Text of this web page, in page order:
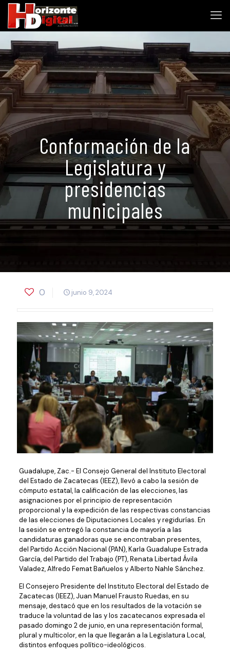
Conformación de la
Legislatura y
presidencias
municipales
0 junio 9, 2024
Guadalupe, Zac.- El Consejo General del Instituto Electoral
del Estado de Zacatecas (IEEZ), llevó a cabo la sesión de
cómputo estatal, la calificación de las elecciones, las
asignaciones por el principio de representación
proporcional y la expedición de las respectivas constancias
de las elecciones de Diputaciones Locales y regidurías. En
la sesión se entregó la constancia de mayoría a las
candidaturas ganadoras que se encontraban presentes,
del Partido Acción Nacional (PAN), Karla Guadalupe Estrada
García, del Partido del Trabajo (PT), Renata Libertad Ávila
Valadez, Alfredo Femat Bañuelos y Alberto Nahle Sánchez.
El Consejero Presidente del Instituto Electoral del Estado de
Zacatecas (IEEZ), Juan Manuel Frausto Ruedas, en su
mensaje, destacó que en los resultados de la votación se
traduce la voluntad de las y los zacatecanos expresada el
pasado domingo 2 de junio, en una representación formal,
plural y multicolor, en la que llegarán a la Legislatura Local,
distintos enfoques político-ideológicos.